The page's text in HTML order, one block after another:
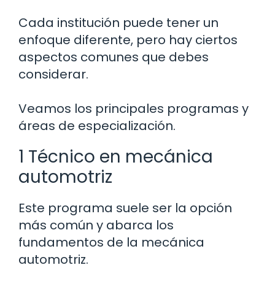
Cada institución puede tener un
enfoque diferente, pero hay ciertos
aspectos comunes que debes
considerar.
Veamos los principales programas y
áreas de especialización.
1 Técnico en mecánica
automotriz
Este programa suele ser la opción
más común y abarca los
fundamentos de la mecánica
automotriz.